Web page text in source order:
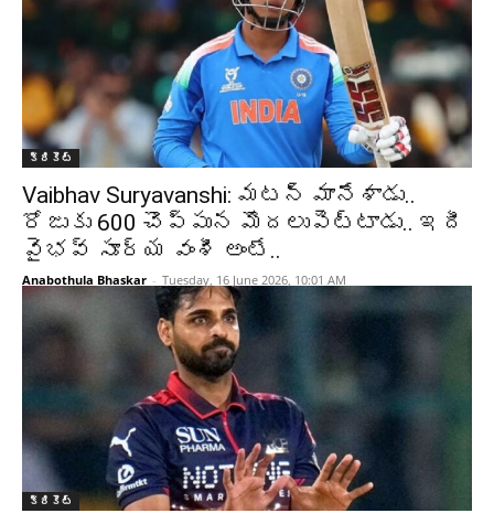
క్రికెట్‌
Vaibhav Suryavanshi: మటన్ మానేశాడు..
రోజుకు 600 చొప్పున మొదలుపెట్టాడు.. ఇదీ
వైభవ్ సూర్య వంశీ అంటే..
Anabothula Bhaskar - Tuesday, 16 June 2026, 10:01 AM
క్రికెట్‌